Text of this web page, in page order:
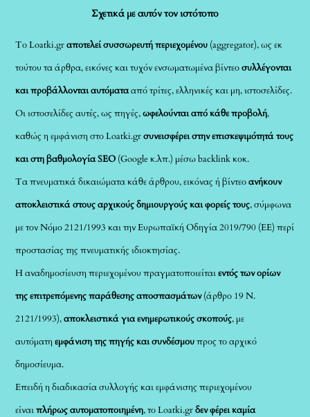
Σχετικά με αυτόν τον ιστότοπο
Το Loatki.grαποτελεί συσσωρευτή περιεχομένου (aggregator), ως εκ
τούτου τα άρθρα, εικόνες και τυχόν ενσωματωμένα βίντεοσυλλέγονται
και προβάλλονται αυτόματααπό τρίτες, ελληνικές και μη, ιστοσελίδες.
Οι ιστοσελίδες αυτές, ως πηγές,ωφελούνται από κάθε προβολή,
καθώς η εμφάνιση στο Loatki.grσυνεισφέρει στην επισκεψιμότητά τους
και στη βαθμολογία SEO (Google κ.λπ.) μέσω backlink κοκ.
Τα πνευματικά δικαιώματα κάθε άρθρου, εικόνας ή βίντεοανήκουν
αποκλειστικά στους αρχικούς δημιουργούς και φορείς τους, σύμφωνα
με τον Νόμο 2121/1993 και την Ευρωπαϊκή Οδηγία 2019/790 (ΕΕ) περί
προστασίας της πνευματικής ιδιοκτησίας.
Η αναδημοσίευση περιεχομένου πραγματοποιείταιεντός των ορίων
της επιτρεπόμενης παράθεσης αποσπασμάτων(άρθρο 19 Ν.
2121/1993),αποκλειστικά για ενημερωτικούς σκοπούς, με
αυτόματηεμφάνιση της πηγής και συνδέσμουπρος το αρχικό
δημοσίευμα.
Επειδή η διαδικασία συλλογής και εμφάνισης περιεχομένου
είναιπλήρως αυτοματοποιημένη, το Loatki.grδεν φέρει καμία